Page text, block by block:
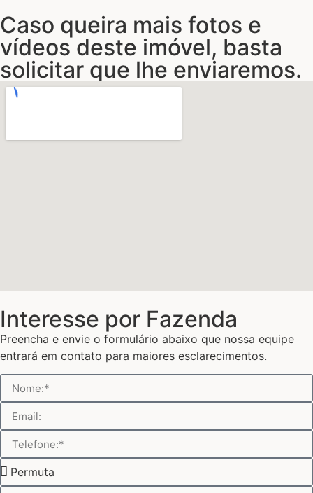
Caso queira mais fotos e
vídeos deste imóvel, basta
solicitar que lhe enviaremos.
Interesse por Fazenda
Preencha e envie o formulário abaixo que nossa equipe
entrará em contato para maiores esclarecimentos.